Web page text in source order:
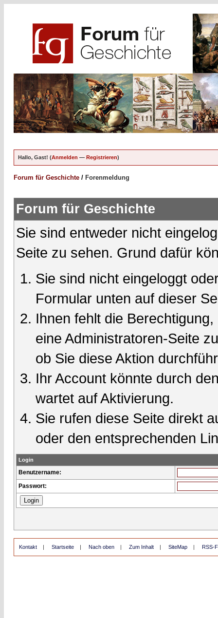
Hallo, Gast! (Anmelden — Registrieren)
Forum für Geschichte / Forenmeldung
Forum für Geschichte
Sie sind entweder nicht
Seite zu sehen. Grund dafür
Sie sind nicht eingeloggt
Formular unten auf dieser
Ihnen fehlt die
eine Administratoren-Seite
ob Sie diese Aktion
Ihr Account könnte durch
wartet auf Aktivierung.
Sie rufen diese Seite direkt
oder den entsprechenden
Login
Benutzername:
Passwort:
Kontakt | Startseite | Nach oben | Zum Inhalt | SiteMap | RSS-